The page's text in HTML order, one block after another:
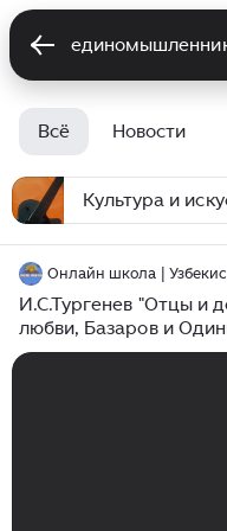
Всё Новости
Культура и
Онлайн школа |
И.С.Тургенев "Отцы и
любви, Базаров и